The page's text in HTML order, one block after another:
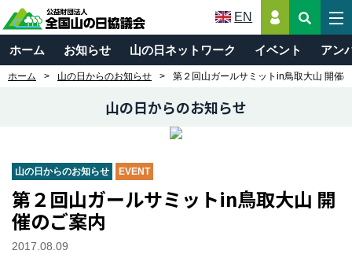
EN
ホーム お知らせ 山の日ネットワーク イベント アン
ホーム 山の日からのお知らせ 第２回山ガールサミットin鳥取大山 開催
山の日からのお知らせ
山の日からのお知らせ EVENT
第２回山ガールサミットin鳥取大山 開
催のご案内
2017.08.09